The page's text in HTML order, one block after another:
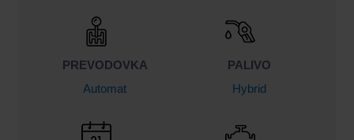
PREVODOVKA
Automat
PALIVO
Hybrid